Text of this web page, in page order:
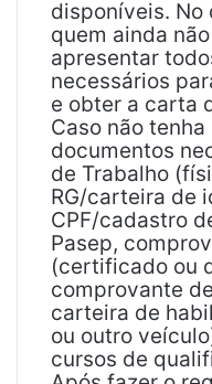
disponíveis. No
quem ainda
apresentar
necessários
e obter a carta
Caso não
documentos
de Trabalho
RG/carteira de
CPF/cadastro
Pasep,
(certificado ou
comprovante
carteira de
ou outro
cursos de